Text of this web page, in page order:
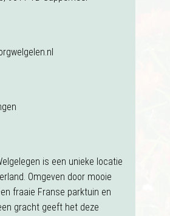
is een unieke locatie
Omgeven door mooie
fraaie Franse parktuin en
gracht geeft het deze